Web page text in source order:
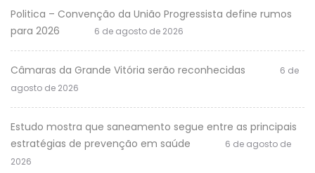
Politica – Convenção da União Progressista define rumos
para 2026
6 de agosto de 2026
Câmaras da Grande Vitória serão reconhecidas
6 de
agosto de 2026
Estudo mostra que saneamento segue entre as principais
estratégias de prevenção em saúde
6 de agosto de
2026